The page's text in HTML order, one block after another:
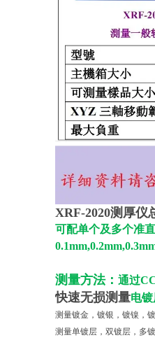
XRF-2020测厚仪
可配单个及多个准
测量方法： 通过
快速无损测量电
测量镀金，镀银，镀镍，
测量单镀层，双镀层，多